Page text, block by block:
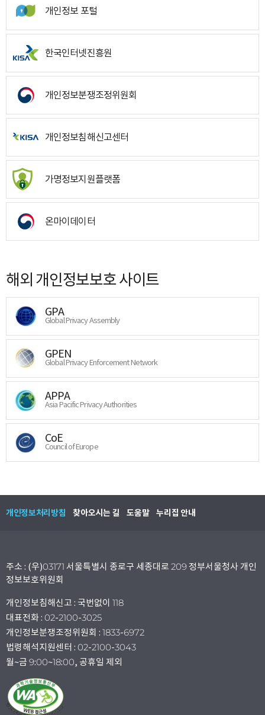
개인정보 포털
한국인터넷진흥원
개인정보분쟁조정위원회
개인정보침해신고센터
가명정보지원플랫폼
온마이데이터
해외 개인정보보호 사이트
GPA
Global Privacy Assembly
GPEN
Global Privacy Enforcement Network
APPA
Asia Pacific Privacy Authorities
CoE
Council of Europe
개인정보처리방침 찾아오시는 길 도움말 누리집 안내
주소 : (우)03171 서울특별시 종로구 세종대로 209 정부서울청사 개인
정보보호위원회
개인정보침해신고 : 국번없이 118
대표전화 : 02-2100-3025
개인정보분쟁조정위원회 : 1833-6972
법령해석지원센터 : 02-2100-3043
월~금 9:00~18:00, 공휴일 제외